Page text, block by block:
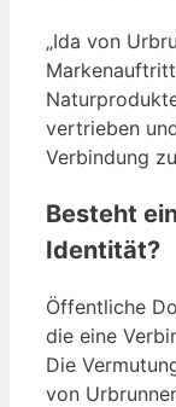
„Ida von
vertrieben
Verbindung
Besteht
Identität?
Öffentliche
die eine
Die
von